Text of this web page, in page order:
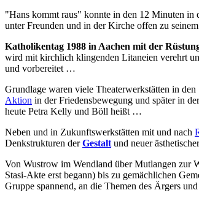
"Hans kommt raus" konnte in den 12 Minuten in
unter Freunden und in der Kirche offen zu
Katholikentag 1988 in Aachen mit der
wird mit kirchlich klingenden Litaneien verehrt
und vorbereitet …
Grundlage waren viele Theaterwerkstätten in
Aktion in der Friedensbewegung und später in
heute Petra Kelly und Böll heißt …
Neben und in Zukunftswerkstätten mit und nach
Denkstrukturen derGestalt und neuer
Von Wustrow im Wendland über Mutlangen zur
Stasi-Akte erst begann) bis zu gemächlichen
Gruppe spannend, an die Themen des Ärgers